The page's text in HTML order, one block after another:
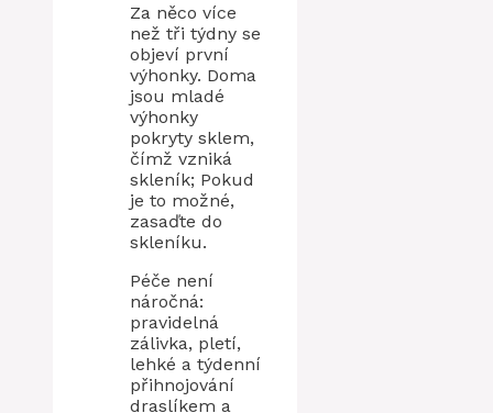
Za něco více
než tři týdny se
objeví první
výhonky. Doma
jsou mladé
výhonky
pokryty sklem,
čímž vzniká
skleník; Pokud
je to možné,
zasaďte do
skleníku.
Péče není
náročná:
pravidelná
zálivka, pletí,
lehké a týdenní
přihnojování
draslíkem a